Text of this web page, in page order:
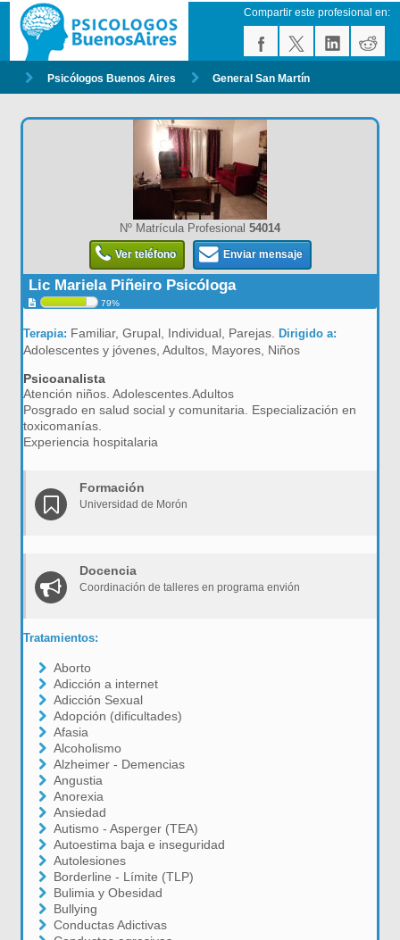
Compartir este profesional en:
Psicólogos Buenos Aires General San Martín
Nº Matrícula Profesional 54014
Ver teléfono Enviar mensaje
Lic Mariela Piñeiro Psicóloga
79%
Terapia: Familiar, Grupal, Individual, Parejas.Dirigido a:
Adolescentes y jóvenes, Adultos, Mayores, Niños
Psicoanalista
Atención niños. Adolescentes.Adultos
Posgrado en salud social y comunitaria. Especialización en
toxicomanías.
Experiencia hospitalaria
Formación
Universidad de Morón
Docencia
Coordinación de talleres en programa envión
Tratamientos:
Aborto
Adicción a internet
Adicción Sexual
Adopción (dificultades)
Afasia
Alcoholismo
Alzheimer - Demencias
Angustia
Anorexia
Ansiedad
Autismo - Asperger (TEA)
Autoestima baja e inseguridad
Autolesiones
Borderline - Límite (TLP)
Bulimia y Obesidad
Bullying
Conductas Adictivas